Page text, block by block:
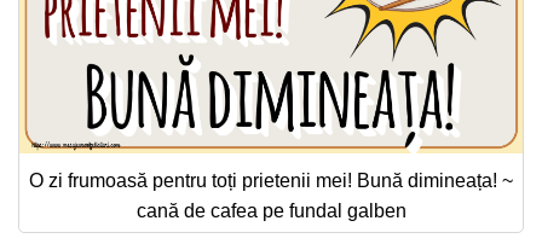
O zi frumoasă pentru toți prietenii mei! Bună dimineața! ~
cană de cafea pe fundal galben